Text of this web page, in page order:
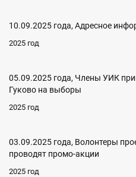
10.09.2025 года, Адресное
2025 год
05.09.2025 года, Члены УИК
Гуково на выборы
2025 год
03.09.2025 года, Волонтеры
проводят промо-акции
2025 год